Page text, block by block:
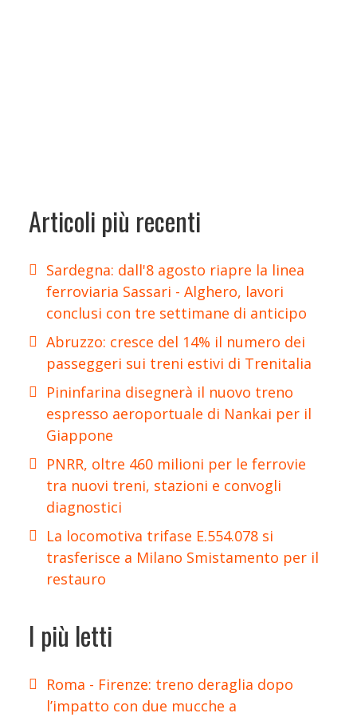
Articoli più recenti
Sardegna: dall'8 agosto riapre la linea
ferroviaria Sassari - Alghero, lavori
conclusi con tre settimane di anticipo
Abruzzo: cresce del 14% il numero dei
passeggeri sui treni estivi di Trenitalia
Pininfarina disegnerà il nuovo treno
espresso aeroportuale di Nankai per il
Giappone
PNRR, oltre 460 milioni per le ferrovie
tra nuovi treni, stazioni e convogli
diagnostici
La locomotiva trifase E.554.078 si
trasferisce a Milano Smistamento per il
restauro
I più letti
Roma - Firenze: treno deraglia dopo
l’impatto con due mucche a